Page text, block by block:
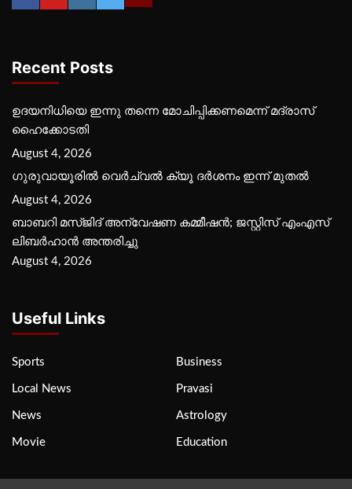
Recent Posts
ഉദയനിധിയെ ഇന്നു തന്നെ മോചിപ്പിക്കണമെന്ന് മദ്രാസ്
ഹൈക്കോടതി
August 4, 2026
ഗുരുവായൂരില്‍ വെര്‍ച്വല്‍ ക്യൂ ദര്‍ശനം ഇന്ന് മുതല്‍
August 4, 2026
ബാബറി മസ്ജിദ് അന്വേഷണ കമ്മീഷന്‍; ജസ്റ്റിസ് എംഎസ്
ലിബര്‍ഹാന്‍ അന്തരിച്ചു
August 4, 2026
Useful Links
Sports Business
Local News Pravasi
News Astrology
Movie Education